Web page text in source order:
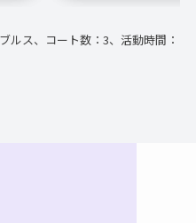
ス、コート数：3、活動時間：